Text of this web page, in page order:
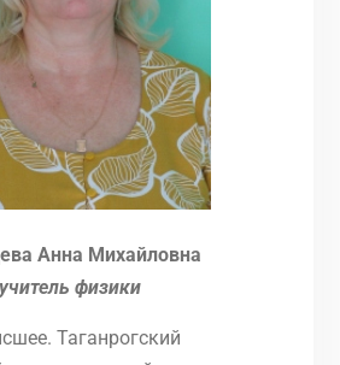
Анна Михайловна
учитель физики
Таганрогский